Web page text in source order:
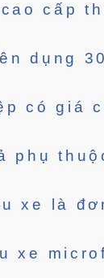
cấp
dụng
có giá
phụ
xe là
xe